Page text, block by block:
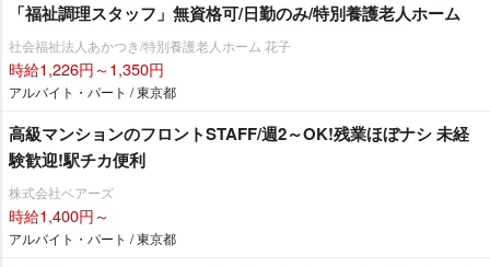
「福祉調理スタッフ」無資格可/日勤のみ/特別養護老人ホーム
社会福祉法人あかつき/特別養護老人ホーム 花子
時給1,226円～1,350円
アルバイト・パート / 東京都
高級マンションのフロントSTAFF/週2～OK!残業ほぼナシ 未経
験歓迎!駅チカ便利
株式会社ベアーズ
時給1,400円～
アルバイト・パート / 東京都